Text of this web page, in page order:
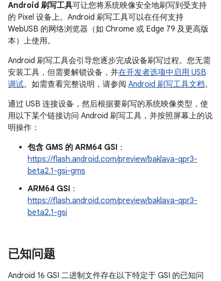
Android 刷写工具可让您将系统映像安全地刷写到受支持
的 Pixel 设备上。Android 刷写工具可以在任何支持
WebUSB 的网络浏览器（如 Chrome 或 Edge 79 及更高版
本）上使用。
Android 刷写工具会引导您逐步完成设备刷写过程。您无需
安装工具，但需要解锁设备，并在开发者选项中启用 USB
调试。如需查看完整说明，请参阅 Android 刷写工具文档。
通过 USB 连接设备，然后根据要刷写的系统映像类型，使
用以下某个链接访问 Android 刷写工具，并按照屏幕上的说
明操作：
包含 GMS 的 ARM64 GSI ：
https://flash.android.com/preview/baklava-qpr3-
beta2.1-gsi-gms
ARM64 GSI ：
https://flash.android.com/preview/baklava-qpr3-
beta2.1-gsi
已知问题
Android 16 GSI 二进制文件存在以下特定于 GSI 的已知问